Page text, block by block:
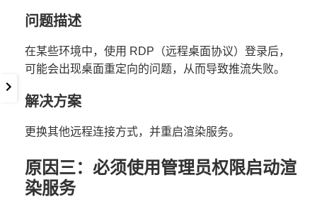
问题描述
在某些环境中，使用 RDP（远程桌面协议）登录后，
可能会出现桌面重定向的问题，从而导致推流失败。
解决方案
更换其他远程连接方式，并重启渲染服务。
原因三：必须使用管理员权限启动渲
染服务